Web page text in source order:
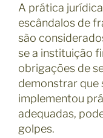
A prática
escândalos de
são
se a instituição
obrigações de
demonstrar que
implementou
adequadas,
golpes.